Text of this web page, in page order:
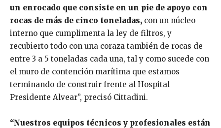
un enrocado que consiste en un pie de apoyo con
rocas de más de cinco toneladas, con un núcleo
interno que cumplimenta la ley de filtros, y
recubierto todo con una coraza también de rocas de
entre 3 a 5 toneladas cada una, tal y como sucede con
el muro de contención marítima que estamos
terminando de construir frente al Hospital
Presidente Alvear”, precisó Cittadini.
“Nuestros equipos técnicos y profesionales están